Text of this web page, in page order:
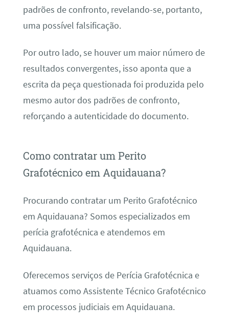
padrões de confronto, revelando-se, portanto,
uma possível falsificação.
Por outro lado, se houver um maior número de
resultados convergentes, isso aponta que a
escrita da peça questionada foi produzida pelo
mesmo autor dos padrões de confronto,
reforçando a autenticidade do documento.
Como contratar um Perito
Grafotécnico em Aquidauana?
Procurando contratar um Perito Grafotécnico
em Aquidauana? Somos especializados em
perícia grafotécnica e atendemos em
Aquidauana.
Oferecemos serviços de Perícia Grafotécnica e
atuamos como Assistente Técnico Grafotécnico
em processos judiciais em Aquidauana.